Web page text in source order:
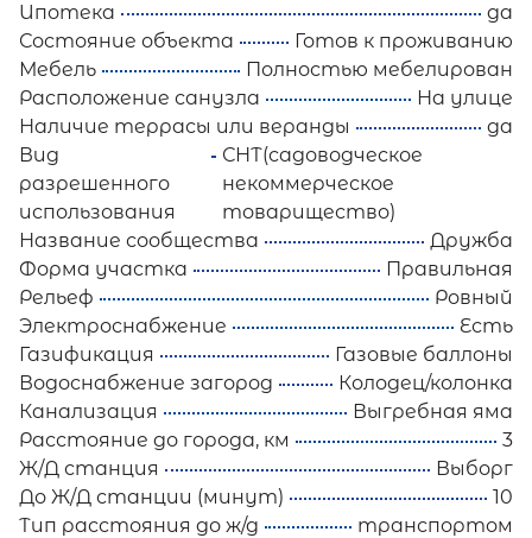
Ипотека
да
Состояние объекта
Готов к проживанию
Мебель
Полностью мебелирован
Расположение санузла
На улице
Наличие террасы или веранды
да
Вид
разрешенного
использования
СНТ(садоводческое
некоммерческое
товарищество)
Название сообщества
Дружба
Форма участка
Правильная
Рельеф
Ровный
Электроснабжение
Есть
Газификация
Газовые баллоны
Водоснабжение загород
Колодец/колонка
Канализация
Выгребная яма
Расстояние до города, км
3
Ж/Д станция
Выборг
До Ж/Д станции (минут)
10
Тип расстояния до ж/д
транспортом